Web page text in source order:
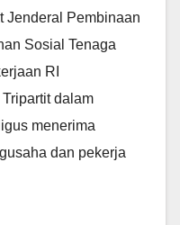
Jenderal Pembinaan
Sosial Tenaga
RI
dalam
menerima
dan pekerja